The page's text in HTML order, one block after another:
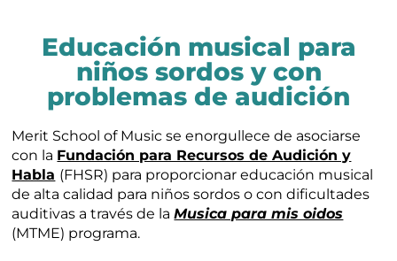
Educación musical para
niños sordos y con
problemas de audición
Merit School of Music se enorgullece de asociarse
con la Fundación para Recursos de Audición y
Habla (FHSR) para proporcionar educación musical
de alta calidad para niños sordos o con dificultades
auditivas a través de laMusica para mis oidos
(MTME) programa.